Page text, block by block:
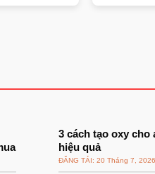
3 cách tạo oxy cho
hiệu quả
20 Tháng 7, 2026